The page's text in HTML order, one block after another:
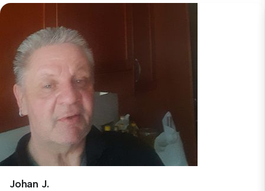
Johan J.